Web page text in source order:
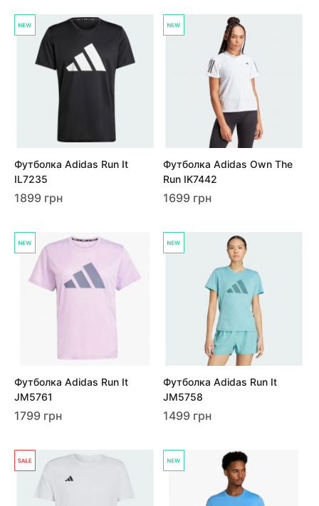
Футболка Adidas Run It
IL7235
1899 грн
Футболка Adidas Own The
Run IK7442
1699 грн
Футболка Adidas Run It
JM5761
1799 грн
Футболка Adidas Run It
JM5758
1499 грн